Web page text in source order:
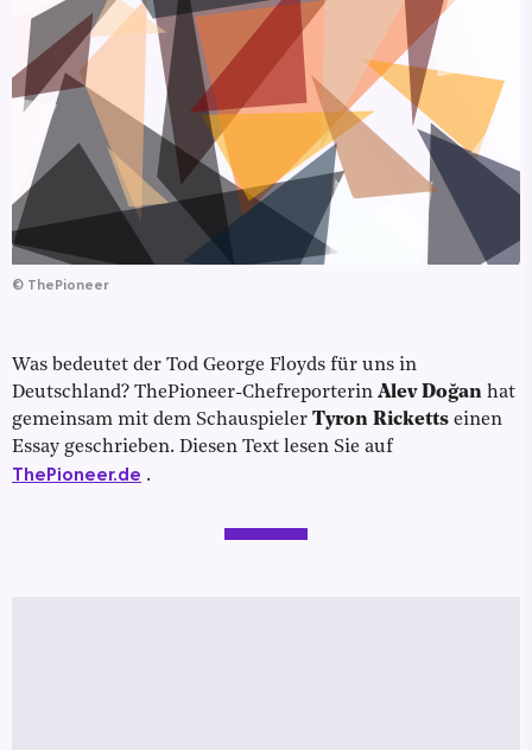
© ThePioneer
Was bedeutet der Tod George Floyds für uns in
Deutschland? ThePioneer-Chefreporterin Alev Doğan hat
gemeinsam mit dem Schauspieler Tyron Ricketts einen
Essay geschrieben. Diesen Text lesen Sie auf
ThePioneer.de .